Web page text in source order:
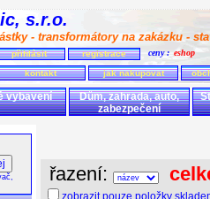
s.r.o.
- transformátory na zakázku -
přihlásit registrace ceny : eshop
kontakt jak nakupovat
vybavení
Dům, zahrada, auto,
zabezpečení
řazení:
zobrazit pouze položky